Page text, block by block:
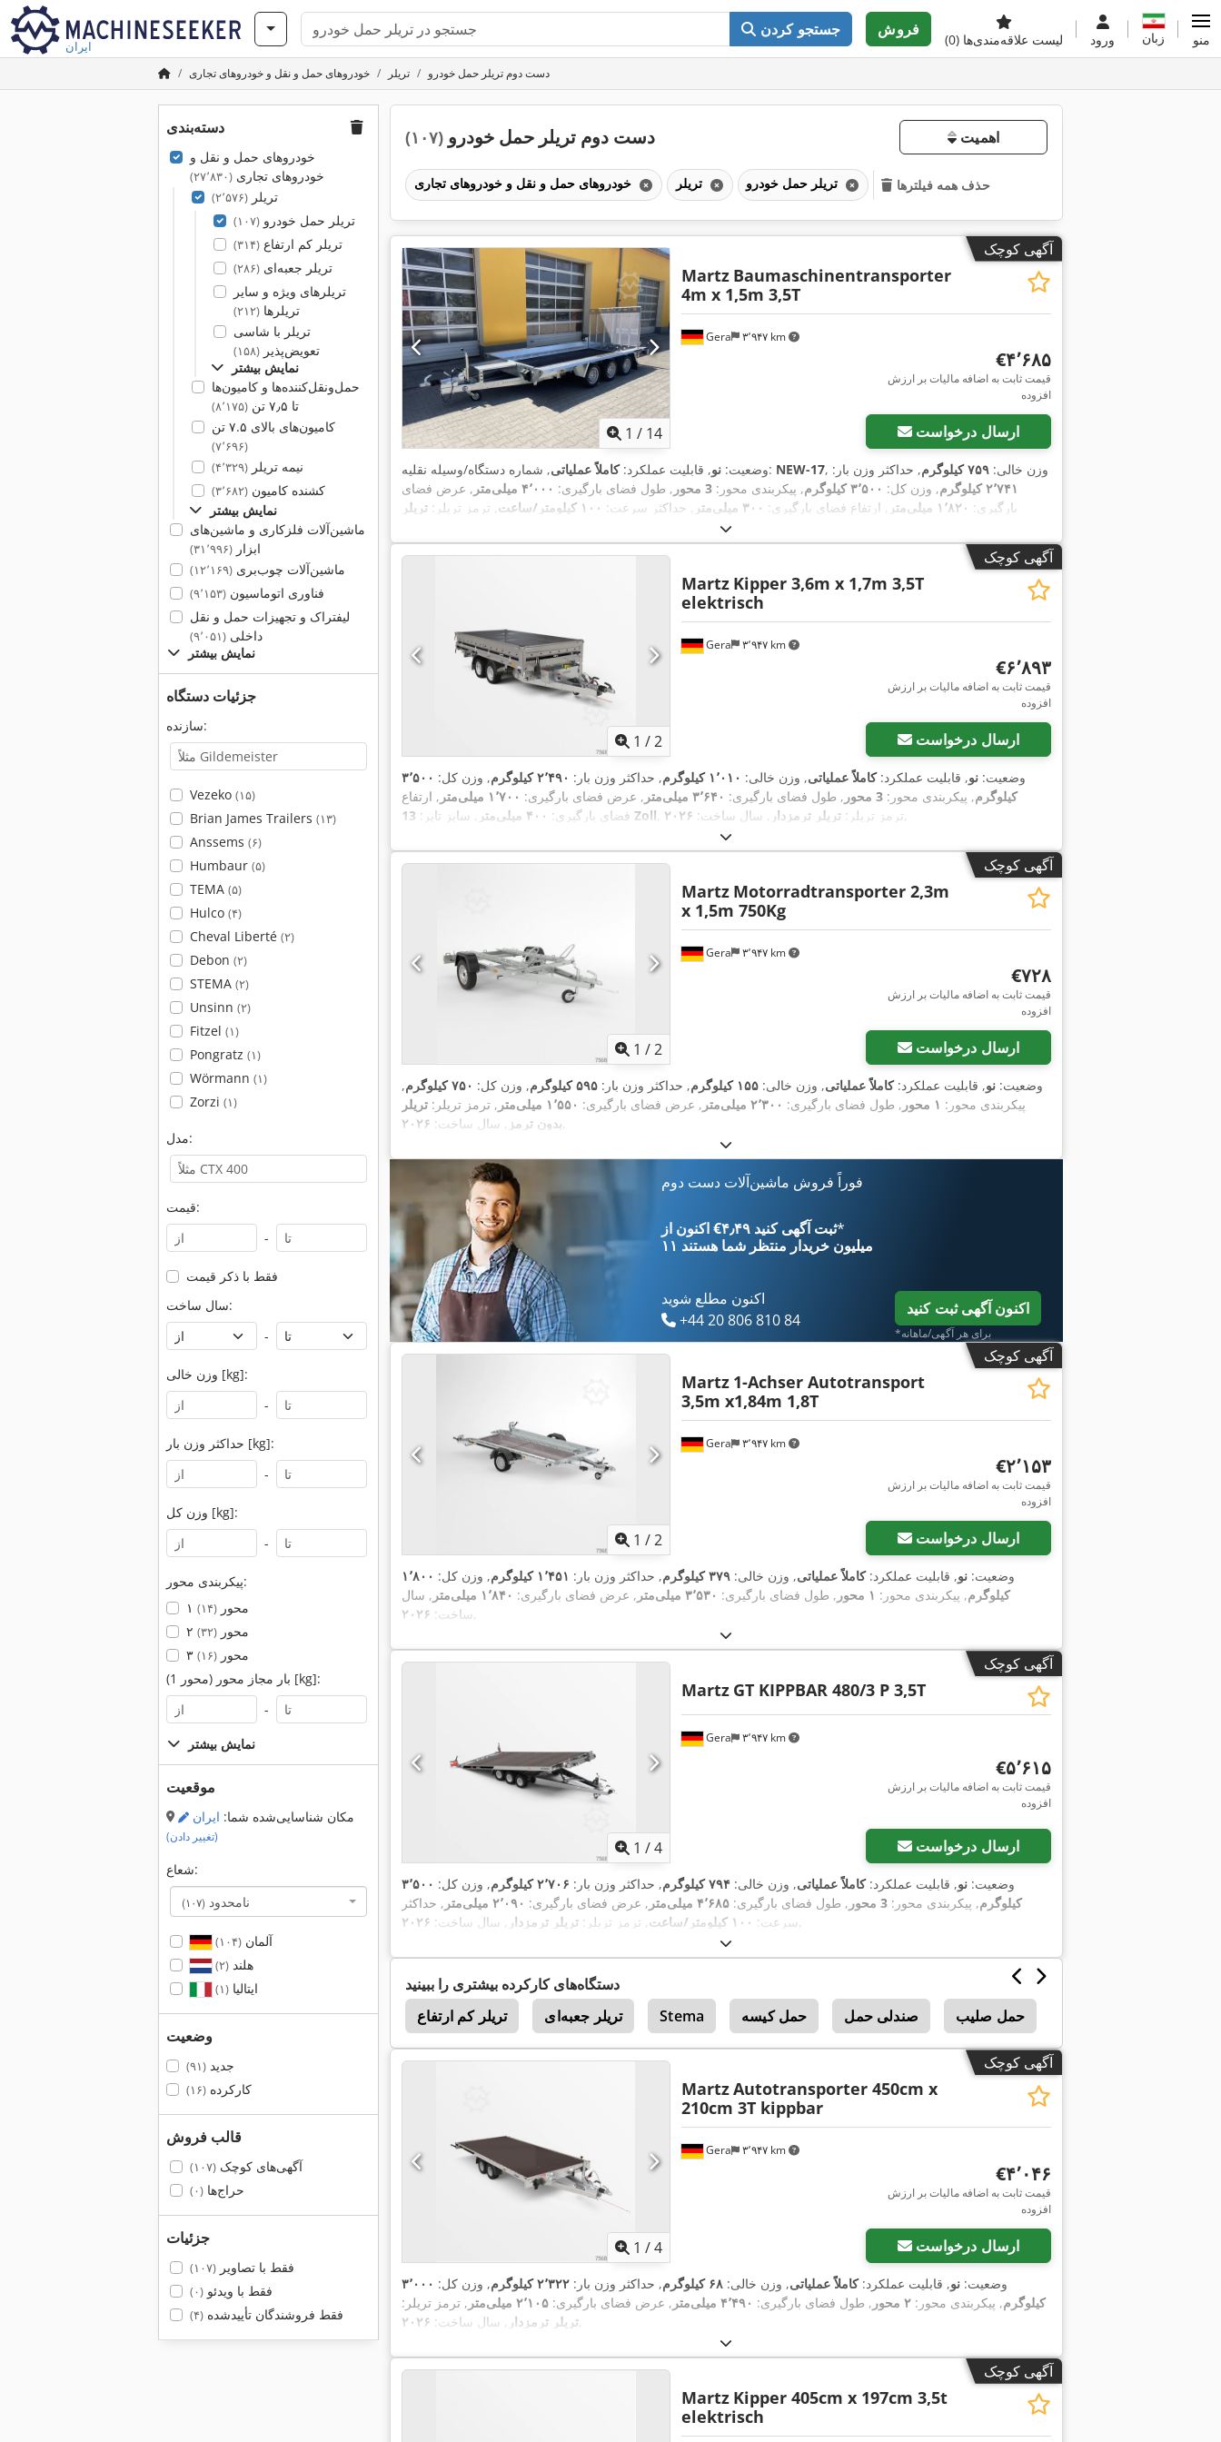
ایران
جستجو کردن فروش
لیست علاقه‌مندی‌ها (0) ورود زبان منو
خودروهای حمل و نقل و خودروهای تجاری تریلر دست دوم تریلر حمل خودرو
دسته‌بندی
خودروهای حمل و نقل و
خودروهای تجاری(۲۷٬۸۳۰)
تریلر(۲٬۵۷۶)
تریلر حمل خودرو(۱۰۷)
تریلر کم ارتفاع(۳۱۴)
تریلر جعبه‌ای(۲۸۶)
تریلرهای ویژه و سایر
تریلرها(۲۱۲)
تریلر با شاسی
تعویض‌پذیر(۱۵۸)
نمایش بیشتر
حمل‌ونقل‌کننده‌ها و کامیون‌ها
تا ۷٫۵ تن
(۸٬۱۷۵)
کامیون‌های بالای ۷.۵ تن
(۷٬۶۹۶)
نیمه تریلر(۴٬۳۲۹)
کشنده کامیون(۳٬۶۸۲)
نمایش بیشتر
ماشین‌آلات فلزکاری و ماشین‌های
ابزار(۳۱٬۹۹۶)
ماشین‌آلات چوب‌بری(۱۲٬۱۶۹)
فناوری اتوماسیون(۹٬۱۵۳)
لیفتراک و تجهیزات حمل و نقل
داخلی(۹٬۰۵۱)
نمایش بیشتر
جزئیات دستگاه
سازنده:
Vezeko (۱۵)
Brian James Trailers (۱۳)
Anssems (۶)
Humbaur (۵)
TEMA (۵)
Hulco (۴)
Cheval Liberté (۲)
Debon (۲)
STEMA (۲)
Unsinn (۲)
Fitzel (۱)
Pongratz (۱)
Wörmann (۱)
Zorzi (۱)
مدل:
قیمت:
-
فقط با ذکر قیمت
سال ساخت:
-
وزن خالی [kg]:
-
حداکثر وزن بار [kg]:
-
وزن کل [kg]:
-
پیکربندی محور:
۱ محور(۱۴)
۲ محور(۳۲)
۳ محور(۱۶)
بار مجاز محور (محور 1) [kg]:
-
نمایش بیشتر
موقعیت
مکان شناسایی‌شده شما: ایران
(تغییر دادن)
شعاع:
نامحدود (۱۰۷)
آلمان(۱۰۴)
هلند(۲)
ایتالیا(۱)
وضعیت
جدید(۹۱)
کارکرده(۱۶)
قالب فروش
آگهی‌های کوچک(۱۰۷)
حراج‌ها(۰)
جزئیات
فقط با تصاویر(۱۰۷)
فقط با ویدئو(۰)
فقط فروشندگان تأییدشده(۴)
دست دوم تریلر حمل خودرو (۱۰۷) اهمیت
خودروهای حمل و نقل و خودروهای تجاری تریلر حذف همه فیلترها
آگهی کوچک
1 / 14
Gera ۳٬۹۴۷ km
Martz Baumaschinentransporter
4m x 1,5m 3,5T
‎€۴٬۶۸۵
قیمت ثابت به اضافه مالیات بر ارزش
افزوده
ارسال درخواست
وضعیت: نو, قابلیت عملکرد:کاملاً عملیاتی , شماره دستگاه/وسیله نقلیه: NEW-17 , وزن خالی: ۷۵۹ کیلوگرم
, حداکثر وزن بار:
۲٬۷۴۱ کیلوگرم
, وزن کل: ۳٬۵۰۰ کیلوگرم , پیکربندی محور: 3 محور , طول فضای بارگیری: ۴٬۰۰۰ میلی‌متر
, عرض فضای
بارگیری: ۱٬۸۲۰ میلی‌متر , ارتفاع فضای بارگیری: ۳۰۰ میلی‌متر , حداکثر سرعت: ۱۰۰ کیلومتر/ساعت , ترمز تریلر: تریلر
آگهی کوچک
درخواست تصاویر بیشتر
1 /2
Gera ۳٬۹۴۷ km
Martz Kipper 3,6m x 1,7m 3,5T
elektrisch
‎€۶٬۸۹۳
قیمت ثابت به اضافه مالیات بر ارزش
افزوده
ارسال درخواست
وضعیت: نو, قابلیت عملکرد:کاملاً عملیاتی, وزن خالی: ۱٬۰۱۰ کیلوگرم , حداکثر وزن بار: ۲٬۴۹۰ کیلوگرم , وزن کل: ۳٬۵۰۰
کیلوگرم, پیکربندی محور: 3 محور , طول فضای بارگیری: ۳٬۶۴۰ میلی‌متر , عرض فضای بارگیری: ۱٬۷۰۰ میلی‌متر
, ارتفاع
فضای بارگیری: ۴۰۰ میلی‌متر , سایز تایر: 13 Zoll , ترمز تریلر: تریلر ترمزدار , سال ساخت: ۲۰۲۶ ,
آگهی کوچک
درخواست تصاویر بیشتر
1 /2
Gera ۳٬۹۴۷ km
Martz Motorradtransporter 2,3m
x 1,5m 750Kg
‎€۷۲۸
قیمت ثابت به اضافه مالیات بر ارزش
افزوده
ارسال درخواست
وضعیت: نو, قابلیت عملکرد:کاملاً عملیاتی, وزن خالی: ۱۵۵ کیلوگرم , حداکثر وزن بار: ۵۹۵ کیلوگرم , وزن کل: ۷۵۰ کیلوگرم
,
پیکربندی محور: ۱ محور , طول فضای بارگیری: ۲٬۳۰۰ میلی‌متر , عرض فضای بارگیری: ۱٬۵۵۰ میلی‌متر , ترمز تریلر: تریلر
بدون ترمز , سال ساخت: ۲۰۲۶ ,
فوراً فروش ماشین‌آلات دست دوم
اکنون از ‎€۴٫۴۹ ثبت آگهی کنید*
۱۱ میلیون خریدار منتظر شما هستند
اکنون مطلع شوید
+44 20 806 810 84
اکنون آگهی ثبت کنید
*برای هر آگهی/ماهانه
آگهی کوچک
درخواست تصاویر بیشتر
1 /2
Gera ۳٬۹۴۷ km
Martz 1-Achser Autotransport
3,5m x1,84m 1,8T
‎€۲٬۱۵۳
قیمت ثابت به اضافه مالیات بر ارزش
افزوده
ارسال درخواست
وضعیت: نو, قابلیت عملکرد:کاملاً عملیاتی, وزن خالی: ۳۷۹ کیلوگرم , حداکثر وزن بار: ۱٬۴۵۱ کیلوگرم , وزن کل: ۱٬۸۰۰
کیلوگرم, پیکربندی محور: ۱ محور , طول فضای بارگیری: ۳٬۵۳۰ میلی‌متر , عرض فضای بارگیری: ۱٬۸۴۰ میلی‌متر
, سال
ساخت: ۲۰۲۶ ,
آگهی کوچک
1 /4
Gera ۳٬۹۴۷ km
Martz GT KIPPBAR 480/3 P 3,5T
‎€۵٬۶۱۵
قیمت ثابت به اضافه مالیات بر ارزش
افزوده
ارسال درخواست
وضعیت: نو, قابلیت عملکرد:کاملاً عملیاتی, وزن خالی: ۷۹۴ کیلوگرم , حداکثر وزن بار: ۲٬۷۰۶ کیلوگرم , وزن کل: ۳٬۵۰۰
کیلوگرم, پیکربندی محور: 3 محور , طول فضای بارگیری: ۴٬۶۸۵ میلی‌متر , عرض فضای بارگیری: ۲٬۰۹۰ میلی‌متر
, حداکثر
سرعت: ۱۰۰ کیلومتر/ساعت , ترمز تریلر: تریلر ترمزدار , سال ساخت: ۲۰۲۶ ,
دستگاه‌های کارکرده بیشتری را ببینید
تریلر کم ارتفاع
تریلر جعبه‌ای Stema حمل کیسه صندلی حمل حمل صلیب اره نواری قابل حمل Darex Sp 2500
آگهی کوچک
1 /4
Gera ۳٬۹۴۷ km
MartzAutotransporter 450cm x
210cm 3T kippbar
‎€۴٬۰۴۶
قیمت ثابت به اضافه مالیات بر ارزش
افزوده
ارسال درخواست
وضعیت: نو, قابلیت عملکرد:کاملاً عملیاتی, وزن خالی: ۶۸ کیلوگرم , حداکثر وزن بار: ۲٬۳۲۲ کیلوگرم , وزن کل: ۳٬۰۰۰
کیلوگرم, پیکربندی محور: ۲ محور , طول فضای بارگیری: ۴٬۴۹۰ میلی‌متر , عرض فضای بارگیری: ۲٬۱۰۵ میلی‌متر
, ترمز تریلر:
تریلر ترمزدار , سال ساخت: ۲۰۲۶ ,
آگهی کوچک
Martz Kipper 405cm x 197cm 3,5t
elektrisch